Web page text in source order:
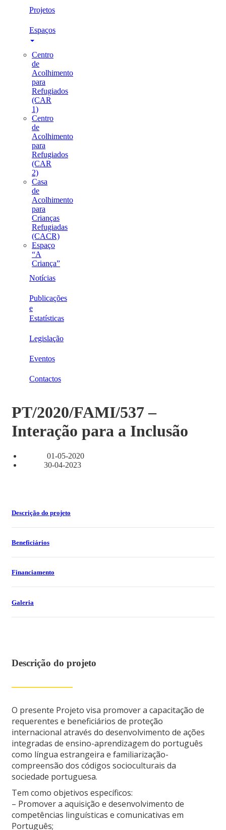
Projetos
Espaços
Centro
de
Acolhimento
para
Refugiados
(CAR
1)
Centro
de
Acolhimento
para
Refugiados
(CAR
2)
Casa
de
Acolhimento
para
Crianças
Refugiadas
(CACR)
Espaço
“A
Criança”
Notícias
Publicações
e
Estatísticas
Legislação
Eventos
Contactos
PT/2020/FAMI/537 –
Interação para a Inclusão
01-05-2020
30-04-2023
Descrição do projeto
Beneficiários
Financiamento
Galeria
Descrição do projeto
O presente Projeto visa promover a capacitação de
requerentes e beneficiários de proteção
internacional através do desenvolvimento de ações
integradas de ensino-aprendizagem do português
como língua estrangeira e familiarização-
compreensão dos códigos socioculturais da
sociedade portuguesa.
Tem como objetivos específicos:
– Promover a aquisição e desenvolvimento de
competências linguísticas e comunicativas em
Português;